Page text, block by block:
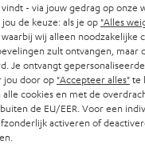
- via jouw gedrag op onze
de keuze: als je op "Alles
wij alleen noodzakelijke
zult ontvangen, maar
Je ontvangt
jou door op "Accepteer alles"te
cookies en met de
de EU/EER. Voor een
activeren of